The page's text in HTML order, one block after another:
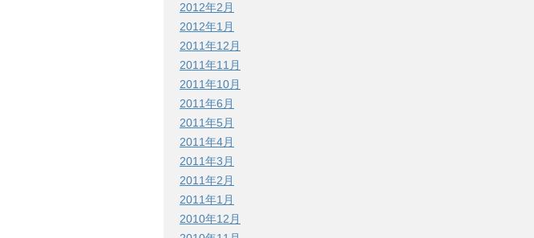
2012年2月
2012年1月
2011年12月
2011年11月
2011年10月
2011年6月
2011年5月
2011年4月
2011年3月
2011年2月
2011年1月
2010年12月